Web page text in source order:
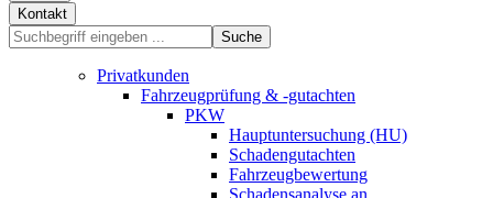
Kontakt
Suche
Privatkunden
Fahrzeugprüfung & -gutachten
PKW
Hauptuntersuchung (HU)
Schadengutachten
Fahrzeugbewertung
Schadensanalyse an